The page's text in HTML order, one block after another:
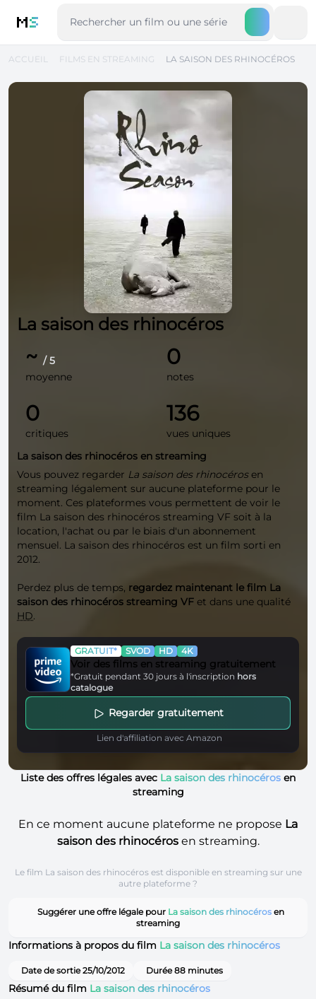
MS
ACCUEIL FILMS EN STREAMING LA SAISON DES RHINOCÉROS
La saison des rhinocéros
~ / 5
moyenne
0
notes
0
critiques
136
vues uniques
La saison des rhinocéros en streaming
Vous pouvez regarder La saison des rhinocérosen
streaming légalement sur aucune plateforme pour le
moment. Ces plateformes vous permettent de voir le
film La saison des rhinocéros streaming VF soit à la
location, l'achat ou par le biais d'un abonnement
mensuel. La saison des rhinocéros est un film sorti en
2012.
Perdez plus de temps, regardez maintenant le film La
saison des rhinocéros streaming VF et dans une qualité
HD.
GRATUIT* SVOD HD 4K
Voir des films en streaming gratuitement
*Gratuit pendant 30 jours à l'inscription hors
catalogue
Regarder gratuitement
Lien d'affiliation avec Amazon
Liste des offres légales avec La saison des rhinocéros en
streaming
En ce moment aucune plateforme ne propose La
saison des rhinocérosen streaming.
Le film La saison des rhinocéros est disponible en streaming sur une
autre plateforme ?
Suggérer une offre légale pour La saison des rhinocéros en
streaming
Informations à propos du film La saison des rhinocéros
Date de sortie 25/10/2012 Durée 88 minutes
Résumé du film La saison des rhinocéros